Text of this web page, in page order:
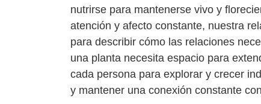
nutrirse para mantenerse vivo y
atención y afecto constante, nuestra
para describir cómo las relaciones
una planta necesita espacio para
cada persona para explorar y crecer
y mantener una conexión constante